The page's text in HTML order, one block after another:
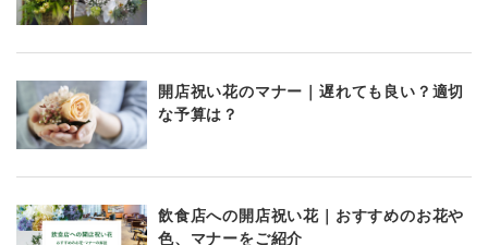
開店祝い花のマナー｜遅れても良い？適切
な予算は？
飲食店への開店祝い花｜おすすめのお花や
色、マナーをご紹介